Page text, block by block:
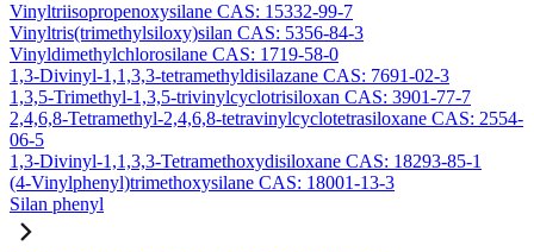
Vinyltriisopropenoxysilane CAS: 15332-99-7
Vinyltris(trimethylsiloxy)silan CAS: 5356-84-3
Vinyldimethylchlorosilane CAS: 1719-58-0
1,3-Divinyl-1,1,3,3-tetramethyldisilazane CAS: 7691-02-3
1,3,5-Trimethyl-1,3,5-trivinylcyclotrisiloxan CAS: 3901-77-7
2,4,6,8-Tetramethyl-2,4,6,8-tetravinylcyclotetrasiloxane CAS: 2554-
06-5
1,3-Divinyl-1,1,3,3-Tetramethoxydisiloxane CAS: 18293-85-1
(4-Vinylphenyl)trimethoxysilane CAS: 18001-13-3
Silan phenyl